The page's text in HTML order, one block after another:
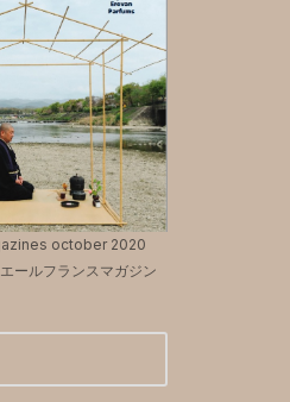
october 2020
ールフランスマガジン